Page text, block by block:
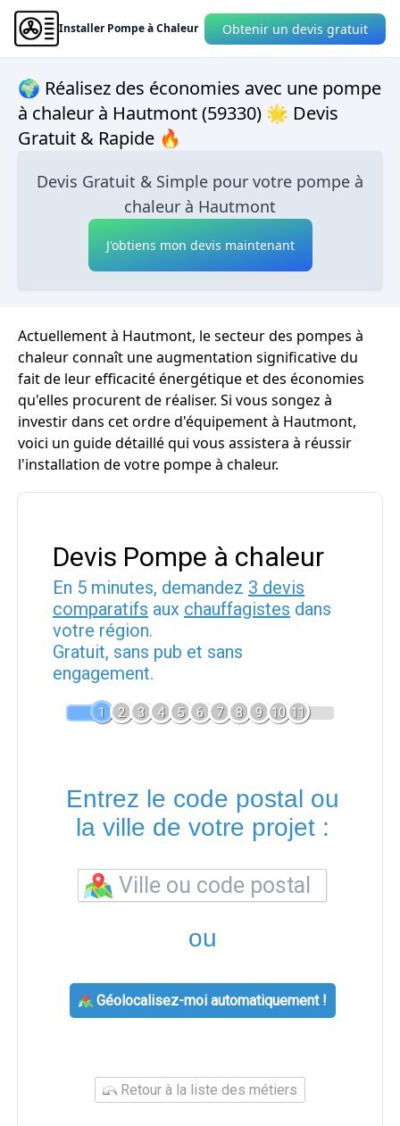
Installer Pompe à Chaleur Obtenir un devis gratuit
🌍 Réalisez des économies avec une pompe
à chaleur à Hautmont (59330) 🌟 Devis
Gratuit & Rapide 🔥
Devis Gratuit & Simple pour votre pompe à
chaleur à Hautmont
J'obtiens mon devis maintenant
Actuellement à Hautmont, le secteur des pompes à
chaleur connaît une augmentation significative du
fait de leur efficacité énergétique et des économies
qu'elles procurent de réaliser. Si vous songez à
investir dans cet ordre d'équipement à Hautmont,
voici un guide détaillé qui vous assistera à réussir
l'installation de votre pompe à chaleur.
Devis Pompe à chaleur
En 5 minutes, demandez 3 devis
comparatifs aux chauffagistes dans
votre région.
Gratuit, sans pub et sans
engagement.
1 2 3 4 5 6 7 8 9 10 11
Entrez le code postal ou
la ville de votre projet :
ou
Géolocalisez-moi automatiquement !
Retour à la liste des métiers